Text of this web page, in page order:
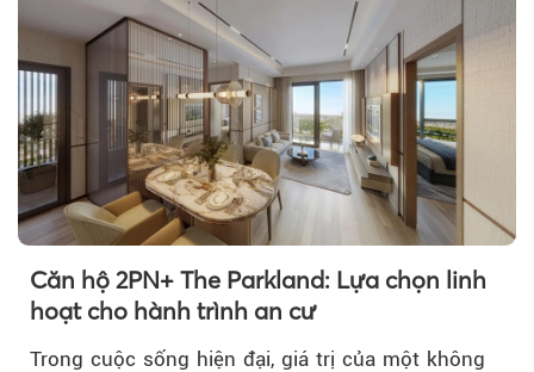
Theo
Căn hộ 2PN+ The Parkland: Lựa chọn linh
hoạt cho hành trình an cư
Trong cuộc sống hiện đại, giá trị của một không